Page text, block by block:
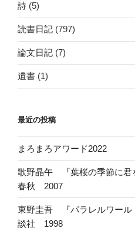
詩 (5)
読書日記 (797)
論文日記 (7)
遺書 (1)
最近の投稿
まろまろアワード2022
歌野晶午 『葉桜の季節に
春秋 2007
東野圭吾 『パラレルワー
談社 1998